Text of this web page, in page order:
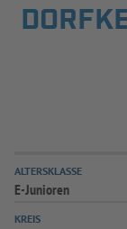
ALTERSKLASSE
E-Junioren
KREIS